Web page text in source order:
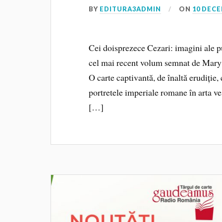
BY EDITURA3ADMIN ON 10
Cei doisprezece Cezari: imagini ale
cel mai recent volum semnat de
O carte captivantă, de înaltă erudiție,
portretele imperiale romane în arta
[…]